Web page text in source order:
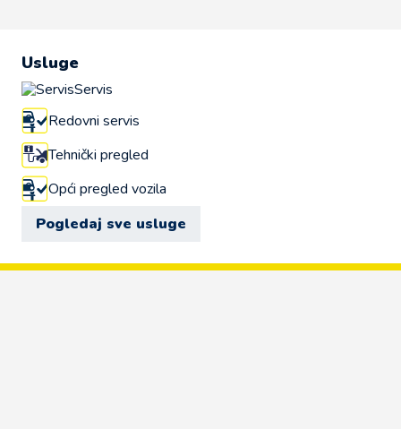
Usluge
Servis
Redovni servis
Tehnički pregled
Opći pregled vozila
Pogledaj sve usluge